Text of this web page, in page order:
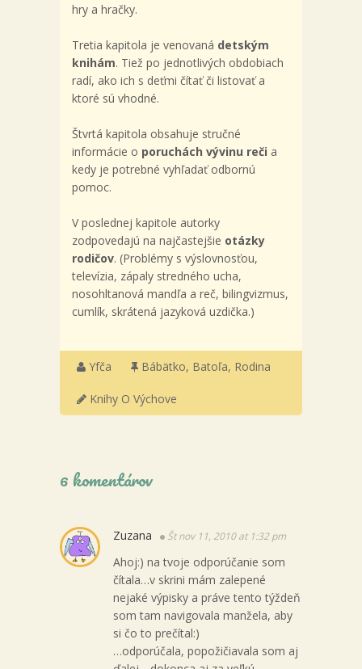
hry a hračky.
Tretia kapitola je venovaná detským
knihám. Tiež po jednotlivých obdobiach
radí, ako ich s deťmi čítať či listovať a
ktoré sú vhodné.
Štvrtá kapitola obsahuje stručné
informácie o poruchách vývinu reči a
kedy je potrebné vyhľadať odbornú
pomoc.
V poslednej kapitole autorky
zodpovedajú na najčastejšie otázky
rodičov. (Problémy s výslovnosťou,
televízia, zápaly stredného ucha,
nosohltanová mandľa a reč, bilingvizmus,
cumlík, skrátená jazyková uzdička.)
Yfča Bábätko, Batoľa, Rodina
Knihy O Výchove
6 komentárov
Zuzana Št nov 11, 2010 at 1:32 pm
Ahoj:) na tvoje odporúčanie som
čítala…v skrini mám zalepené
nejaké výpisky a práve tento týždeň
som tam navigovala manžela, aby
si čo to prečítal:)
…odporúčala, popožičiavala som aj